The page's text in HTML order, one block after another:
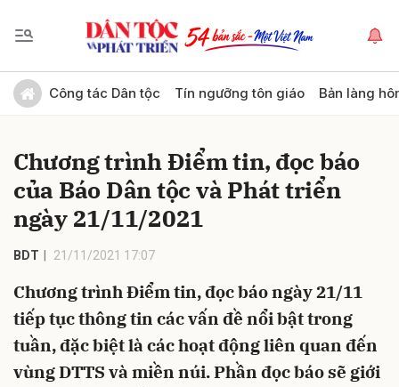
Công tác Dân tộc Tín ngưỡng tôn giáo Bản làng
Chương trình Điểm tin, đọc báo
của Báo Dân tộc và Phát triển
ngày 21/11/2021
BDT 21/11/2021 17:07
Chương trình Điểm tin, đọc báo ngày 21/11
tiếp tục thông tin các vấn đề nổi bật trong
tuần, đặc biệt là các hoạt động liên quan đến
vùng DTTS và miền núi. Phần đọc báo sẽ giới
Gửi bình luận